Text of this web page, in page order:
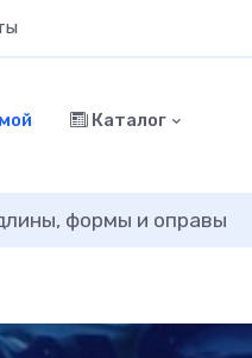
Каталог
формы и оправы